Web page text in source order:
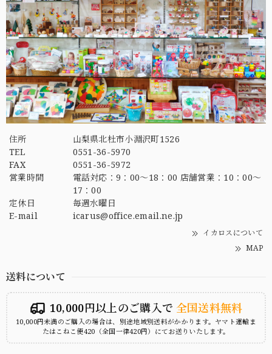
住所
山梨県北杜市小淵沢町1526
TEL
0551-36-5970
FAX
0551-36-5972
営業時間
電話対応：9：00～18：00 店舗営業：10：00～
17：00
定休日
毎週水曜日
E-mail
icarus@office.email.ne.jp
イカロスについて
MAP
送料について
10,000円以上のご購入で 全国送料無料
10,000円未満のご購入の場合は、別途地域別送料がかかります。ヤマト運輸ま
たはこねこ便420（全国一律420円）にてお送りいたします。